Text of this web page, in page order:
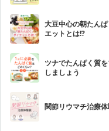
大豆中心の朝たん
エットとは!?
ツナでたんぱく質
しましょう
関節リウマチ治療